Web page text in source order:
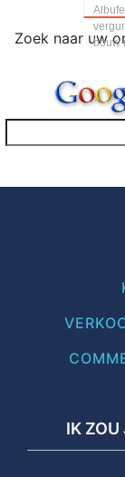
bouw
Zoek naar uw
IK ZOU